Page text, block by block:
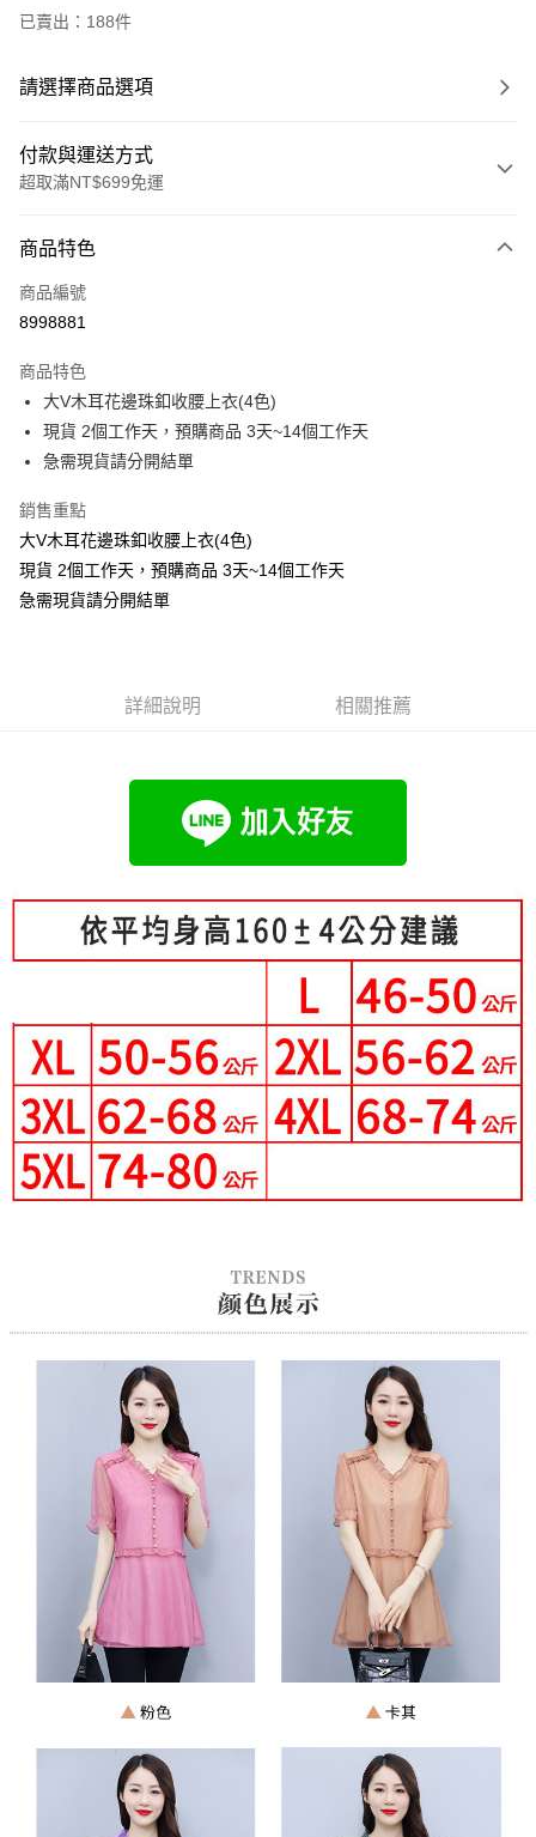
已賣出：188件
請選擇商品選項
付款與運送方式
超取滿NT$699免運
信用卡一次付款
超商取貨付款
Apple Pay
街口支付
Google Pay
全支付
【大哥付你分期使用說明】
流程，驗證手機門號後，選擇欲分期的期數、繳款截止日，確認付款後即完
3.實際核准額度、可分期數及費用金額請依後續交易確認頁面所載為準。
4.訂單成立30分鐘內，如未前往確認交易或遇審核未通過，訂單將自動取
消。如遇「轉專審核」未通過狀況，表示未達大哥付你分期系統評分，恕無
【繳款方式說明】
1.分期款項不併入電信帳單，「大哥付你分期」於每月結算日後寄送繳費提
2.透過簡訊連結打開帳單後，可選擇「超商條碼／台灣大直營門市／銀行轉
【注意事項】
1.本服務係由「台灣大哥大股份有限公司」（以下簡稱本公司）所提供，讓
用戶於交易時，得透過本服務購買商品或服務，並由商店將買賣／分期付款
買賣價金債權讓與本公司後，依約使用本公司帳單繳交帳款。
2.基於同意付款使用「大哥付你分期」之契約關係目的，商店將以您的個人
資料（包含姓名、電話或地址）提供予台灣大哥大進項蒐集、處理及利用，
由本公司與您本人進行分期帳單所需資料之確認、核對及更正。
3.完整用戶服務條款，請詳閱以下連結：
AFTEE先享後付是「在收到商品之後才付款」的支付方式。 讓您購物簡單
１．簡單：不需註冊會員、不需綁卡、不需儲值。
３．安心：先確認商品／服務後，再付款。
【「AFTEE先享後付」結帳流程】
１．於結帳方式選擇「AFTEE先享後付」後，將跳轉至「AFTEE先享後付」
結帳頁面，進行簡訊認證並確認金額後，即可完成結帳。
２．訂單成立數日內，您將收到繳費通知簡訊。
３．收到繳費通知簡訊後14天內，點擊此簡訊中的連結，可透過四大超商／
ATM／網路銀行／等多元方式進行付款，方視為交易完成。
※ 請注意：結帳手續完成當下不需立刻繳費，但若您需要取消訂單，請聯絡
購買商品的店家。未經商家同意取消之訂單仍視為有效，需透過AFTEE先享
後付繳納相關費用。
※ 交易是否成功請以「AFTEE先享後付 」之結帳頁面顯示為準，若有關於
是否繳費成功／繳費後需取消欲退款等相關疑問，請聯繫「AFTEE先享後付
客戶支援中心」https://netprotections.freshdesk.com/support/home
權轉讓予恩沛科技股份有限公司。
２．關於個人資料處理事宜，請瀏覽以下網址：
https://aftee.tw/terms/#terms3
「AFTEE先享後付」，若未經同意申辦者引起之損失，本公司不負相關責
４．使用「AFTEE先享後付」時，將依據個別帳號之用戶狀況，依本公司即
時審查核予不同之上限額度；若仍有額度不足之情形，本公司將視審查結果
請求用戶進行身份認證。
５．嚴禁一人註冊多個帳號或使用他人資訊註冊。若發現惡意使用之情形，
恩沛科技股份有限公司將有權停止該用戶之使用額度並採取法律行動。
「Hami Point」為中華電信所提供之點數服務，可於會員專區綁定中華電信
運送方式
每筆NT$80，滿NT$699(含以上)免運費
付款後全家取貨
每筆NT$80，滿NT$699(含以上)免運費
付款後萊爾富取貨
每筆NT$80，滿NT$699(含以上)免運費
每筆NT$80，滿NT$699(含以上)免運費
宅配
每筆NT$70，滿NT$699(含以上)免運費
離島-郵局寄送
每筆NT$90，滿NT$699(含以上)免運費
國家/地區配送 查看運費
商品特色
商品編號
8998881
商品特色
大V木耳花邊珠釦收腰上衣(4色)
現貨 2個工作天，預購商品 3天~14個工作天
急需現貨請分開結單
銷售重點
大V木耳花邊珠釦收腰上衣(4色)
現貨 2個工作天，預購商品 3天~14個工作天
急需現貨請分開結單
詳細說明 相關推薦